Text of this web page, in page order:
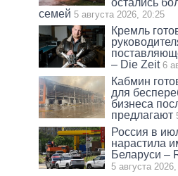
остались
семей 5 августа 2026, 20:25
Кремль
– Die Zeit 6
Кабмин
для
бизнеса
предлагают
Россия в
нарастила
Беларуси –
5 августа